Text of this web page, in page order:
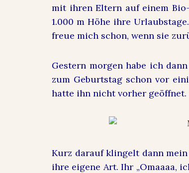
mit ihren Eltern auf einem
1.000 m Höhe ihre
freue mich schon, wenn sie
Gestern morgen habe ich
zum Geburtstag schon vor
hatte ihn nicht vorher geöffnet.
Kurz darauf klingelt dann
ihre eigene Art. Ihr „Omaaaa,